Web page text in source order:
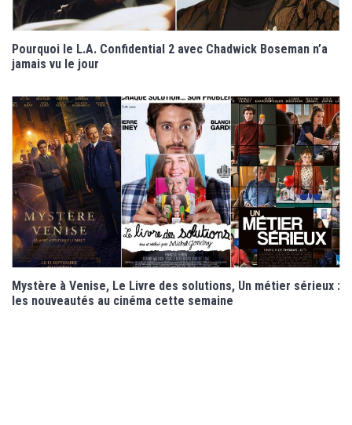
Pourquoi le L.A. Confidential 2 avec Chadwick Boseman n’a
jamais vu le jour
Mystère à Venise, Le Livre des solutions, Un métier sérieux :
les nouveautés au cinéma cette semaine